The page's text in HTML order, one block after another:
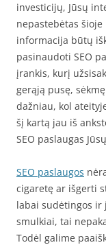
investicijų, Jūsų
nepastebėtas
informacija būtų
pasinaudoti SEO
įrankis, kurį
gerąją pusę,
dažniau, kol
šį kartą jau iš
SEO paslaugas
SEO paslaugos
cigaretę ar išgerti
labai sudėtingos ir
smulkiai, tai
Todėl galime